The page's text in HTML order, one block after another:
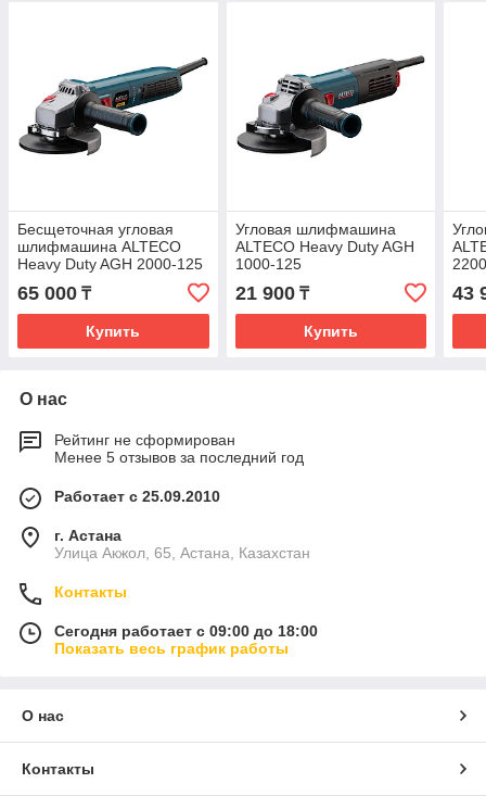
Бесщеточная угловая
шлифмашина ALTECO
Heavy Duty AGH 2000-125
65 000 ₸
Купить
Угловая шлифмашина
ALTECO Heavy Duty AGH
1000-125
21 900₸
Купить
43
О нас
Рейтинг не сформирован
Менее 5 отзывов за последний год
Работает с 25.09.2010
г. Астана
Улица Акжол, 65, Астана, Казахстан
Контакты
Сегодня работает с 09:00 до 18:00
Показать весь график работы
О нас
Контакты